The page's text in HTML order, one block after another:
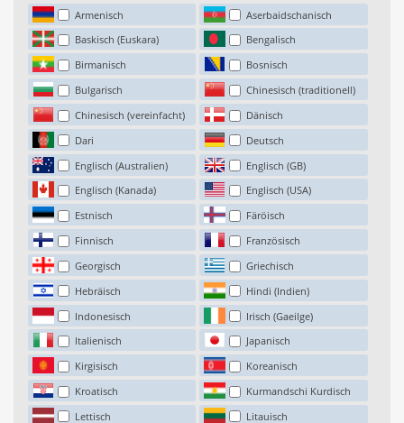
Armenisch
Aserbaidschanisch
Baskisch (Euskara)
Bengalisch
Birmanisch
Bosnisch
Bulgarisch
Chinesisch (traditionell)
Chinesisch (vereinfacht)
Dänisch
Dari
Deutsch
Englisch (Australien)
Englisch (GB)
Englisch (Kanada)
Englisch (USA)
Estnisch
Färöisch
Finnisch
Französisch
Georgisch
Griechisch
Hebräisch
Hindi (Indien)
Indonesisch
Irisch (Gaeilge)
Italienisch
Japanisch
Kirgisisch
Koreanisch
Kroatisch
Kurmandschi Kurdisch
Lettisch
Litauisch